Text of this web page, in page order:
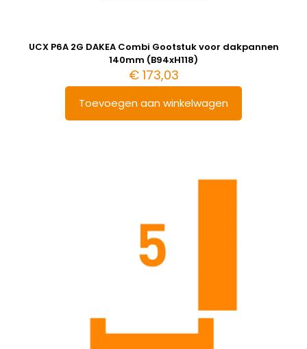
UCX P6A 2G DAKEA Combi Gootstuk voor dakpannen
140mm (B94xH118)
€173,03
Toevoegen aan winkelwagen